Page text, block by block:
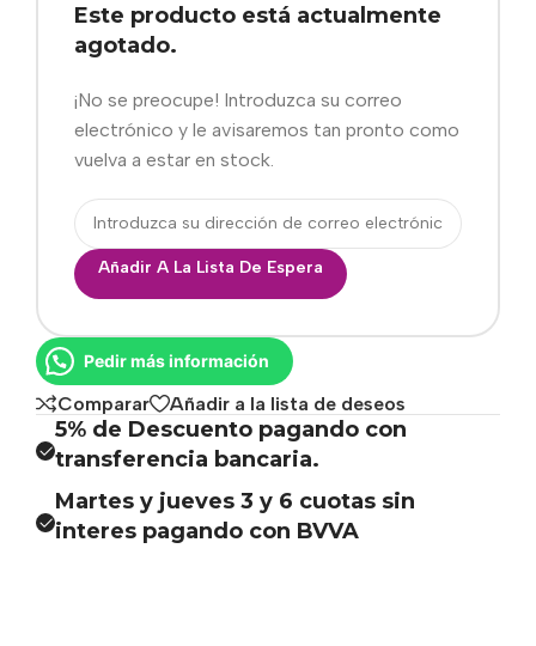
Este producto está actualmente
agotado.
¡No se preocupe! Introduzca su correo
electrónico y le avisaremos tan pronto como
vuelva a estar en stock.
Añadir A La Lista De Espera
Pedir más información
Comparar Añadir a la lista de deseos
5% de Descuento pagando con
transferencia bancaria.
Martes y jueves 3 y 6 cuotas sin
interes pagando con BVVA